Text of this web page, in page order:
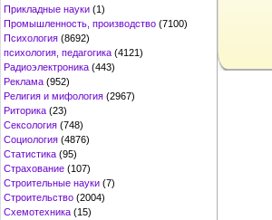
Прикладные науки (1)
Промышленность, производство (7100)
Психология (8692)
психология, педагогика (4121)
Радиоэлектроника (443)
Реклама (952)
Религия и мифология (2967)
Риторика (23)
Сексология (748)
Социология (4876)
Статистика (95)
Страхование (107)
Строительные науки (7)
Строительство (2004)
Схемотехника (15)